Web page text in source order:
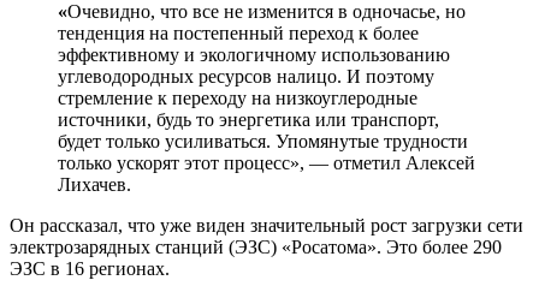
«Очевидно, что все не изменится в одночасье, но
тенденция на постепенный переход к более
эффективному и экологичному использованию
углеводородных ресурсов налицо. И поэтому
стремление к переходу на низкоуглеродные
источники, будь то энергетика или транспорт,
будет только усиливаться. Упомянутые трудности
только ускорят этот процесс», — отметил Алексей
Лихачев.
Он рассказал, что уже виден значительный рост загрузки сети
электрозарядных станций (ЭЗС) «Росатома». Это более 290
ЭЗС в 16 регионах.